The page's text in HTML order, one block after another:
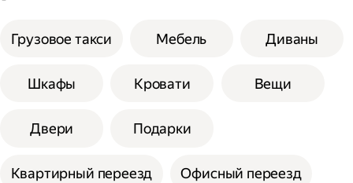
Грузовое такси Мебель Диваны
Шкафы Кровати Вещи
Двери Подарки
Квартирный переезд Офисный переезд